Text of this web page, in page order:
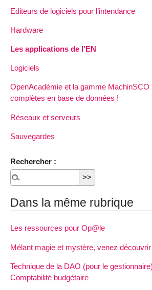
Editeurs de logiciels pour l’intendance
Hardware
Les applications de l’EN
Logiciels
OpenAcadémie et la gamme MachinSCO
complètes en base de données !
Réseaux et serveurs
Sauvegardes
Rechercher :
Dans la même rubrique
Les ressources pour Op@le
Mélant magie et mystère, venez
Technique de la DAO (pour le
Comptabilité budgétaire